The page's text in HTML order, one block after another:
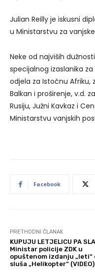
Julian Reilly je iskusni
u Ministarstvu za
Neke od najviših
specijalnog izaslanika
odjela za Istočnu Afriku,
Balkan i proširenje, v.d.
Rusiju, Južni Kavkaz i
Ministarstvu vanjskih
Facebook
PRETHODNI ČLANAK
KUPUJU LETJELICU PA
Ministar policije ZDK u
opuštenom izdanju „leti“
sluša „Helikopter“ (VIDEO)